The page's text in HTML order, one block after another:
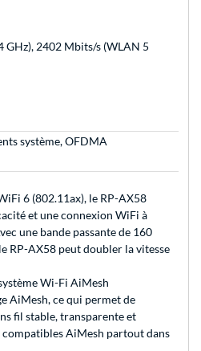
GHz), 2402 Mbits/s (WLAN 5
système, OFDMA
6 (802.11ax), le RP-AX58
et une connexion WiFi à
une bande passante de 160
RP-AX58 peut doubler la vitesse
Wi-Fi AiMesh
AiMesh, ce qui permet de
fil stable, transparente et
compatibles AiMesh partout dans